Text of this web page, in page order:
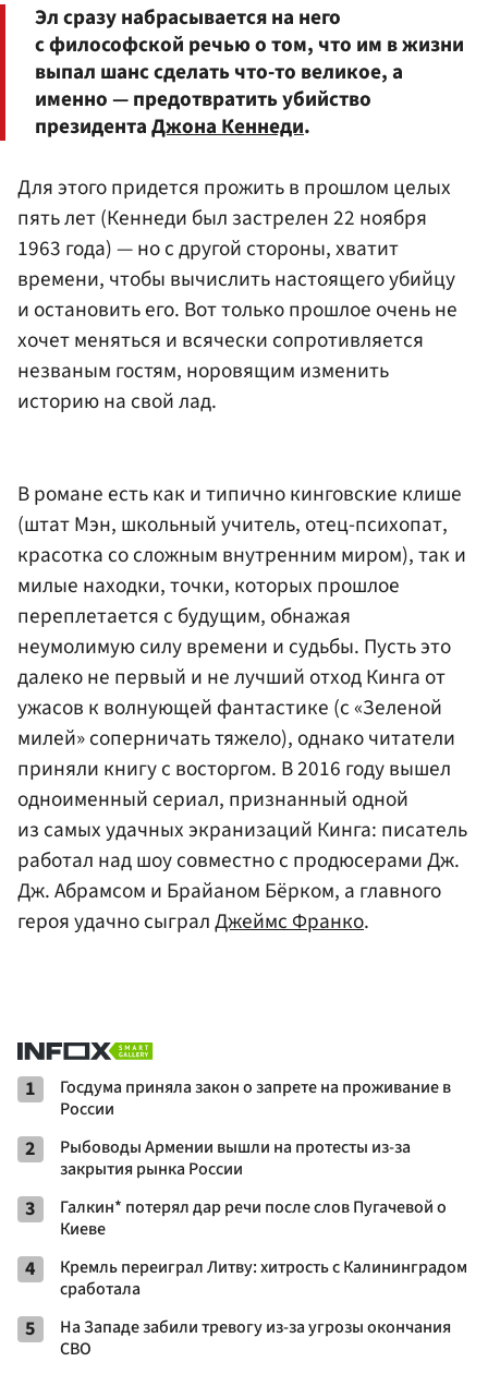
Эл сразу набрасывается на него
с философской речью о том, что им в жизни
выпал шанс сделать что-то великое, а
именно — предотвратить убийство
президентаДжона Кеннеди.
Для этого придется прожить в прошлом целых
пять лет (Кеннеди был застрелен 22 ноября
1963 года) — но с другой стороны, хватит
времени, чтобы вычислить настоящего убийцу
и остановить его. Вот только прошлое очень не
хочет меняться и всячески сопротивляется
незваным гостям, норовящим изменить
историю на свой лад.
В романе есть как и типично кинговские клише
(штат Мэн, школьный учитель, отец-психопат,
красотка со сложным внутренним миром), так и
милые находки, точки, которых прошлое
переплетается с будущим, обнажая
неумолимую силу времени и судьбы. Пусть это
далеко не первый и не лучший отход Кинга от
ужасов к волнующей фантастике (с «Зеленой
милей» соперничать тяжело), однако читатели
приняли книгу с восторгом. В 2016 году вышел
одноименный сериал, признанный одной
из самых удачных экранизаций Кинга: писатель
работал над шоу совместно с продюсерами Дж.
Дж. Абрамсом и Брайаном Бёрком, а главного
героя удачно сыгралДжеймс Франко.
1
Госдума приняла закон о запрете на проживание в
России
2
Рыбоводы Армении вышли на протесты из-за
закрытия рынка России
3
Галкин* потерял дар речи после слов Пугачевой о
Киеве
4
Кремль переиграл Литву: хитрость с Калининградом
сработала
5
На Западе забили тревогу из-за угрозы окончания
СВО